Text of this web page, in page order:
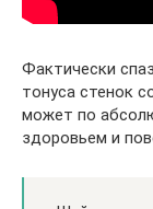
Фактически
тонуса стенок
может по
здоровьем и